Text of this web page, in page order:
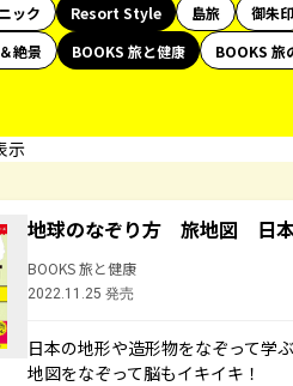
ック
Resort Style 島旅 御朱印
絶景
BOOKS 旅と健康 BOOKS 旅
示
地球のなぞり方 旅地図 日
BOOKS 旅と健康
2022.11.25 発売
日本の地形や造形物をなぞって学
地図をなぞって脳もイキイキ！